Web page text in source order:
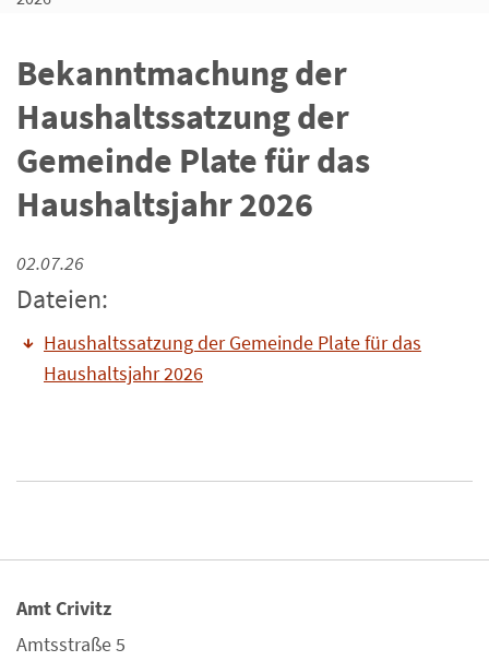
Bekanntmachung der
Haushaltssatzung der
Gemeinde Plate für das
Haushaltsjahr 2026
02.07.26
Dateien:
Haushaltssatzung der Gemeinde Plate für das
Haushaltsjahr 2026
Amt Crivitz
Amtsstraße 5